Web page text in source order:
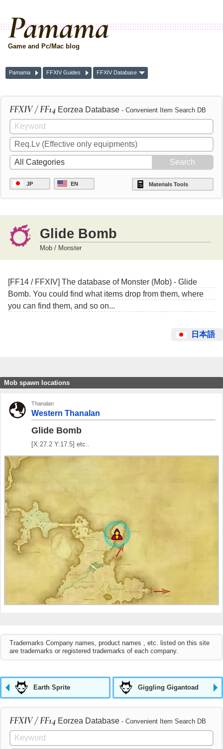
Pamama
Game and Pc/Mac blog
Pamama FFXIV Guides FFXIV Database
FFXIV / FF14 Eorzea Database - Convenient Item Search DB
JP EN Materials Tools
Glide Bomb
Mob / Monster
[FF14 / FFXIV] The database of Monster (Mob) - Glide
Bomb. You could find what items drop from them, where
you can find them, and so on...
日本語
Mob spawn locations
Thanalan
Western Thanalan
Glide Bomb
[X:27.2 Y:17.5] etc..
Trademarks Company names, product names , etc. listed on this site
are trademarks or registered trademarks of each company.
Earth Sprite Giggling Gigantoad
FFXIV / FF14 Eorzea Database - Convenient Item Search DB